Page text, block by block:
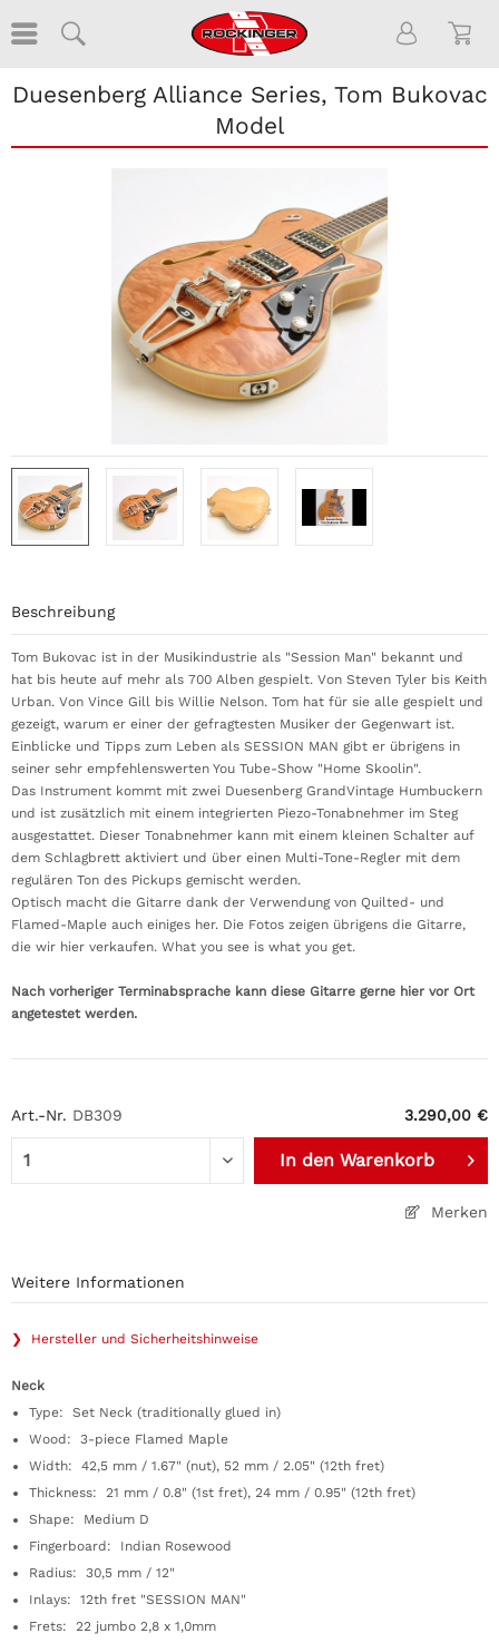
Duesenberg Alliance Series, Tom Bukovac
Model
Art.-Nr. DB309 3.290,00 €
In den Warenkorb
Merken
Beschreibung
Tom Bukovac ist in der Musikindustrie als "Session Man" bekannt und
hat bis heute auf mehr als 700 Alben gespielt. Von Steven Tyler bis Keith
Urban. Von Vince Gill bis Willie Nelson. Tom hat für sie alle gespielt und
gezeigt, warum er einer der gefragtesten Musiker der Gegenwart ist.
Einblicke und Tipps zum Leben als SESSION MAN gibt er übrigens in
seiner sehr empfehlenswerten You Tube-Show "Home Skoolin".
Das Instrument kommt mit zwei Duesenberg GrandVintage Humbuckern
und ist zusätzlich mit einem integrierten Piezo-Tonabnehmer im Steg
ausgestattet. Dieser Tonabnehmer kann mit einem kleinen Schalter auf
dem Schlagbrett aktiviert und über einen Multi-Tone-Regler mit dem
regulären Ton des Pickups gemischt werden.
Optisch macht die Gitarre dank der Verwendung von Quilted- und
Flamed-Maple auch einiges her. Die Fotos zeigen übrigens die Gitarre,
die wir hier verkaufen. What you see is what you get.
Nach vorheriger Terminabsprache kann diese Gitarre gerne hier vor Ort
angetestet werden.
Weitere Informationen
❯ Hersteller und Sicherheitshinweise
Neck
Type: Set Neck (traditionally glued in)
Wood: 3-piece Flamed Maple
Width: 42,5 mm / 1.67" (nut), 52 mm / 2.05" (12th fret)
Thickness: 21 mm / 0.8" (1st fret), 24 mm / 0.95" (12th fret)
Shape: Medium D
Fingerboard: Indian Rosewood
Radius: 30,5 mm / 12"
Inlays: 12th fret "SESSION MAN"
Frets: 22 jumbo 2,8 x 1,0mm